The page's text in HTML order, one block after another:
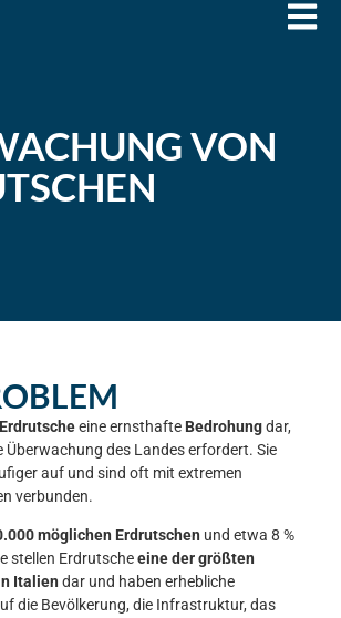
VON
Erdrutscheeine ernsthafte Bedrohungdar,
Überwachung des Landes erfordert. Sie
auf und sind oft mit extremen
verbunden.
möglichen Erdrutschen und etwa 8 %
stellen Erdrutscheeine der größten
Italien dar und haben erhebliche
die Bevölkerung, die Infrastruktur, das